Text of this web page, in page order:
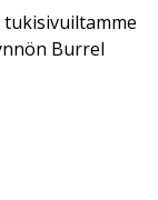
tukisivuiltamme
Burrel